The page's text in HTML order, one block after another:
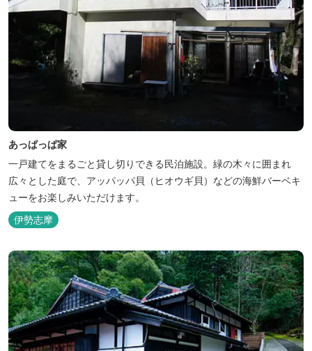
あっぱっぱ家
一戸建てをまるごと貸し切りできる民泊施設。緑の木々に囲まれ
広々とした庭で、アッパッパ貝（ヒオウギ貝）などの海鮮バーベキ
ューをお楽しみいただけます。
伊勢志摩